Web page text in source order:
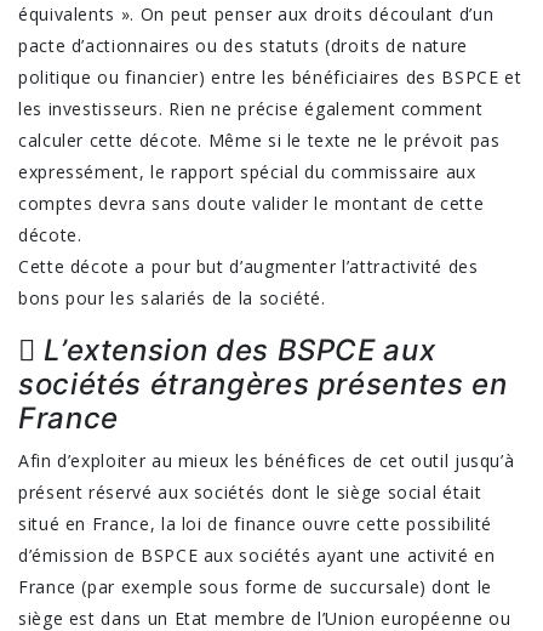
équivalents ». On peut penser aux droits découlant d’un
pacte d’actionnaires ou des statuts (droits de nature
politique ou financier) entre les bénéficiaires des BSPCE et
les investisseurs. Rien ne précise également comment
calculer cette décote. Même si le texte ne le prévoit pas
expressément, le rapport spécial du commissaire aux
comptes devra sans doute valider le montant de cette
décote.
Cette décote a pour but d’augmenter l’attractivité des
bons pour les salariés de la société.
 L’extension des BSPCE aux
sociétés étrangères présentes en
France
Afin d’exploiter au mieux les bénéfices de cet outil jusqu’à
présent réservé aux sociétés dont le siège social était
situé en France, la loi de finance ouvre cette possibilité
d’émission de BSPCE aux sociétés ayant une activité en
France (par exemple sous forme de succursale) dont le
siège est dans un Etat membre de l’Union européenne ou